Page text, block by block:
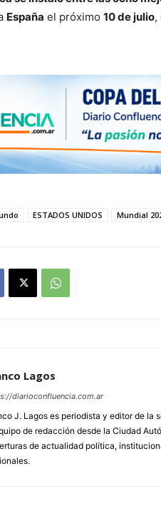
España el próximo 10 de julio,
ESTADOS UNIDOS Mundial
Lagos
diarioconfluencia.com.ar
J. Lagos es periodista y editor de la
de redacción desde la Ciudad
de actualidad política,